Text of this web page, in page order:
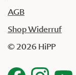
AGB
Shop Widerruf
© 2026 HiPP